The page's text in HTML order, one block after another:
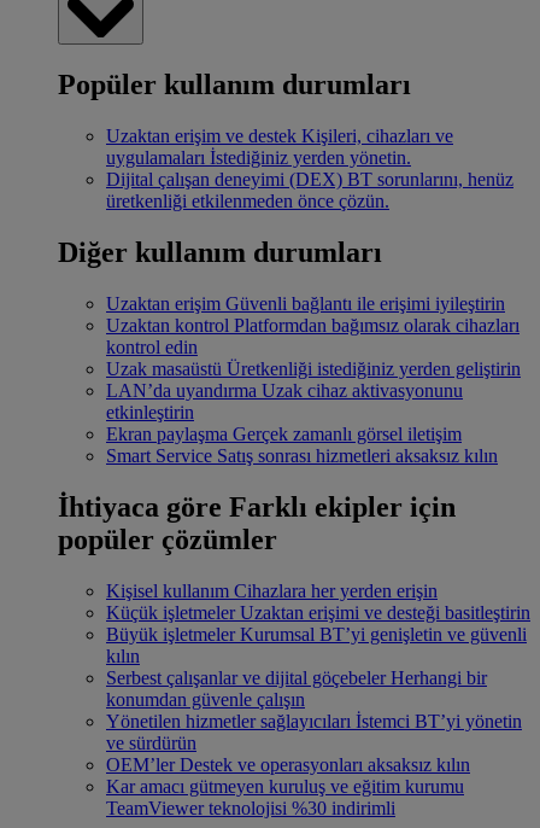
Popüler kullanım durumları
Uzaktan erişim ve destek Kişileri, cihazları ve
uygulamaları İstediğiniz yerden yönetin.
Dijital çalışan deneyimi (DEX) BT sorunlarını, henüz
üretkenliği etkilenmeden önce çözün.
Diğer kullanım durumları
Uzaktan erişim Güvenli bağlantı ile erişimi iyileştirin
Uzaktan kontrol Platformdan bağımsız olarak cihazları
kontrol edin
Uzak masaüstü Üretkenliği istediğiniz yerden geliştirin
LAN’da uyandırma Uzak cihaz aktivasyonunu
etkinleştirin
Ekran paylaşma Gerçek zamanlı görsel iletişim
Smart Service Satış sonrası hizmetleri aksaksız kılın
İhtiyaca göre Farklı ekipler için
popüler çözümler
Kişisel kullanım Cihazlara her yerden erişin
Küçük işletmeler Uzaktan erişimi ve desteği basitleştirin
Büyük işletmeler Kurumsal BT’yi genişletin ve güvenli
kılın
Serbest çalışanlar ve dijital göçebeler Herhangi bir
konumdan güvenle çalışın
Yönetilen hizmetler sağlayıcıları İstemci BT’yi yönetin
ve sürdürün
OEM’ler Destek ve operasyonları aksaksız kılın
Kar amacı gütmeyen kuruluş ve eğitim kurumu
TeamViewer teknolojisi %30 indirimli